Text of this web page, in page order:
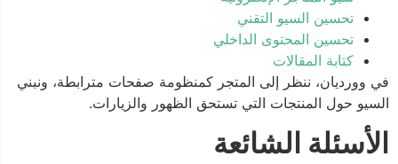
تحسين السيو التقني
تحسين المحتوى الداخلي
كتابة المقالات
في وورديان، ننظر إلى المتجر كمنظومة صفحات مترابطة، ونبني
السيو حول المنتجات التي تستحق الظهور والزيارات.
الأسئلة الشائعة